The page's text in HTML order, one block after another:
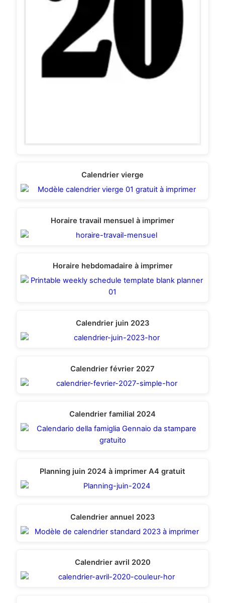
Calendrier vierge
Horaire travail mensuel à imprimer
Horaire hebdomadaire à imprimer
Calendrier juin 2023
Calendrier février 2027
Calendrier familial 2024
Planning juin 2024 à imprimer A4 gratuit
Calendrier annuel 2023
Calendrier avril 2020